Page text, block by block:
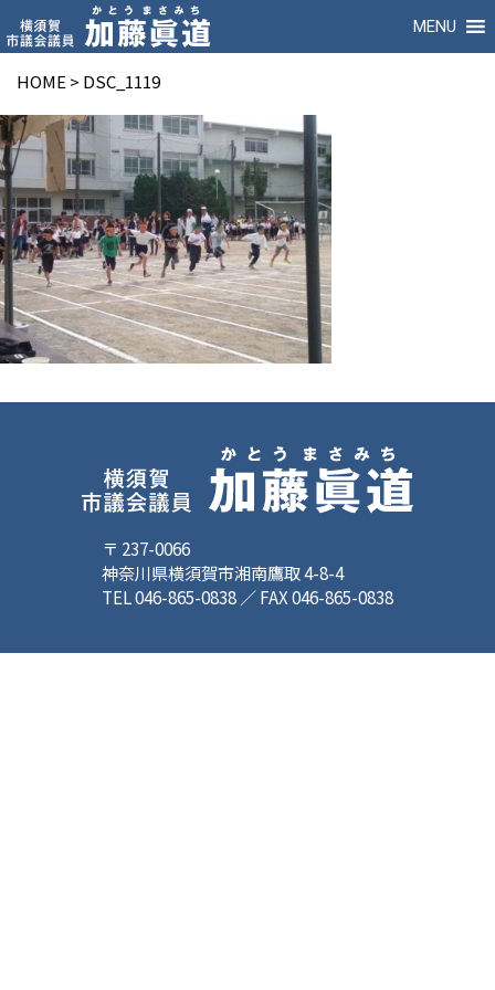
MENU
HOME > DSC_1119
〒 237-0066
神奈川県横須賀市湘南鷹取 4-8-4
TEL 046-865-0838 ／ FAX 046-865-0838